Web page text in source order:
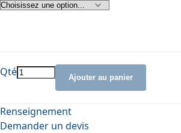
Qté Ajouter au panier
Renseignement
Demander un devis